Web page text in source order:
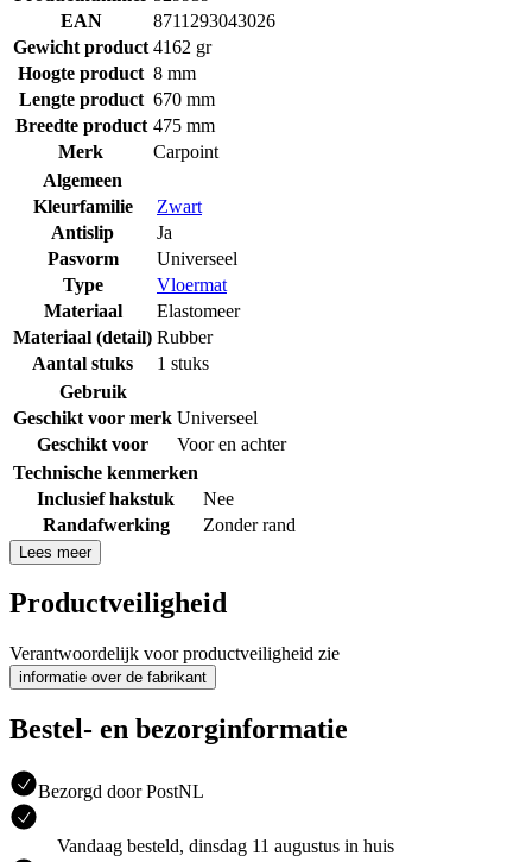
EAN
8711293043026
Gewicht product 4162 gr
Hoogte product 8 mm
Lengte product 670 mm
Breedte product 475 mm
Merk
Carpoint
Algemeen
Kleurfamilie
Zwart
Antislip
Ja
Pasvorm
Universeel
Type
Vloermat
Materiaal
Elastomeer
Materiaal (detail) Rubber
Aantal stuks
1 stuks
Gebruik
Geschikt voor merk Universeel
Geschikt voor
Voor en achter
Technische kenmerken
Inclusief hakstuk
Nee
Randafwerking
Zonder rand
Lees meer
Productveiligheid
Verantwoordelijk voor productveiligheid zie
informatie over de fabrikant
Bestel- en bezorginformatie
Bezorgd door PostNL
Vandaag besteld, dinsdag 11 augustus in huis